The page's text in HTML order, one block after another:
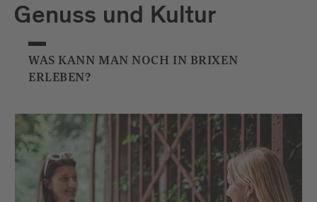
Genuss und Kultur
WAS KANN MAN NOCH IN BRIXEN
ERLEBEN?